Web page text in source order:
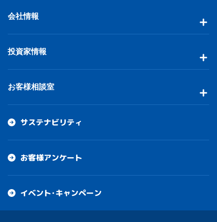
会社情報
投資家情報
お客様相談室
サステナビリティ
お客様アンケート
イベント・キャンペーン